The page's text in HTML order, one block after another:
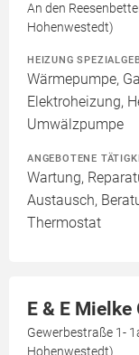
An den
Hohenwestedt)
HEIZUNG
Wärmepumpe,
Elektroheizung,
Umwälzpumpe
ANGEBOTENE
Wartung,
Austausch,
Thermostat
E & E Mielke
Gewerbestraße 1-
Hohenwestedt)